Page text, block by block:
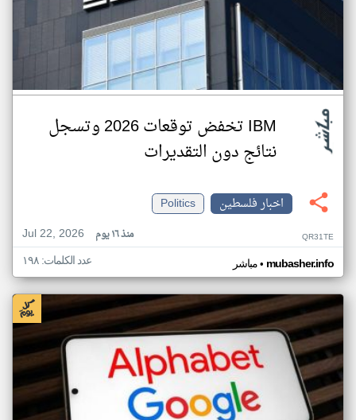
IBM تخفض توقعات 2026 وتسجل
نتائج دون التقديرات
اخبار فلسطين
Politics
Jul 22, 2026
منذ ١٦ يوم QR31TE
مباشر• mubasher.info عدد الكلمات: ١٩٨